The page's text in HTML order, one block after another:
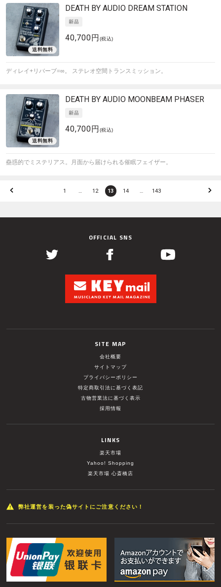
DEATH BY AUDIO DREAM STATION
40,700円 (税込)
ディレイ+リバーブ=∞。 ステレオ空間トランスミッション。
DEATH BY AUDIO MOONBEAM PHASER
40,700円 (税込)
蠱惑的でミステリアス。月面から届けられる催眠フェイザー。
1 … 12 13 14 … 143
OFFICIAL SNS
SITE MAP
会社概要
サイトマップ
プライバシーポリシー
特定商取引法に基づく表記
古物営業法に基づく表示
採用情報
LINKS
楽天市場
Yahoo! Shopping
楽天市場 心斎橋店
弊社運営を装った偽サイトにご注意ください！